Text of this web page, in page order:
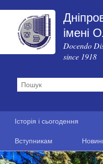
імені
Docendo
since 1918
Історія і сьогодення
Вступникам